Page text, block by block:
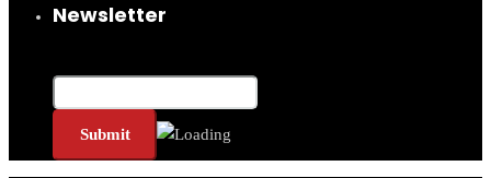
Newsletter